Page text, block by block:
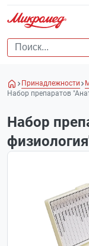
Принадлежности
Набор препаратов
Набор